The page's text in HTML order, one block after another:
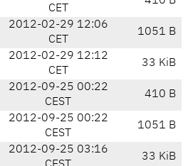
CET
2012-02-29 12:06
CET
1051 B
2012-02-29 12:12
CET
33 KiB
2012-09-25 00:22
CEST
410 B
2012-09-25 00:22
CEST
1051 B
2012-09-25 03:16
33 KiB